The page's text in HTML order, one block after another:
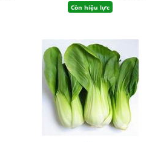
Còn hiệu lực